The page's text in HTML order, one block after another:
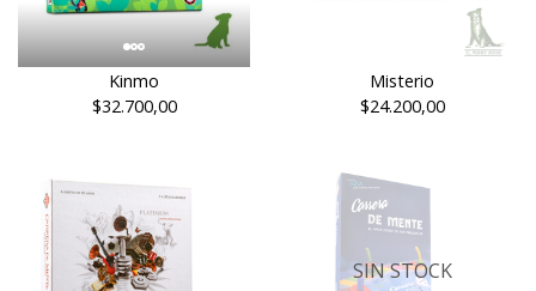
Kinmo
$32.700,00
Misterio
$24.200,00
SIN STOCK